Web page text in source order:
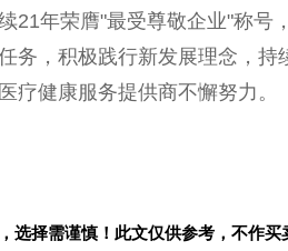
21年荣膺"最受尊敬企业"称号
务，积极践行新发展理念，持
疗健康服务提供商不懈努力。
选择需谨慎！此文仅供参考，不作买